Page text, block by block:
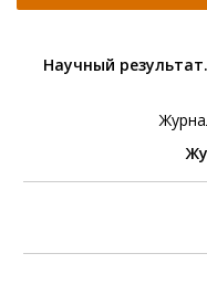
Научный